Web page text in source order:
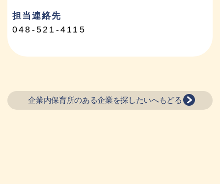
担当連絡先
048-521-4115
企業内保育所のある企業を探したいへもどる